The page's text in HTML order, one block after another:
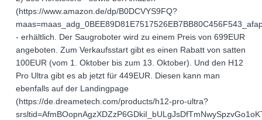
(https://www.amazon.de/dp/B0DCVYS9FQ?
- erhältlich. Der Saugroboter wird zu einem Preis von 699EUR
angeboten. Zum Verkaufsstart gibt es einen Rabatt von satten
100EUR (vom 1. Oktober bis zum 13. Oktober). Und den H12
Pro Ultra gibt es ab jetzt für 449EUR. Diesen kann man
ebenfalls auf der Landingpage
(https://de.dreametech.com/products/h12-pro-ultra?